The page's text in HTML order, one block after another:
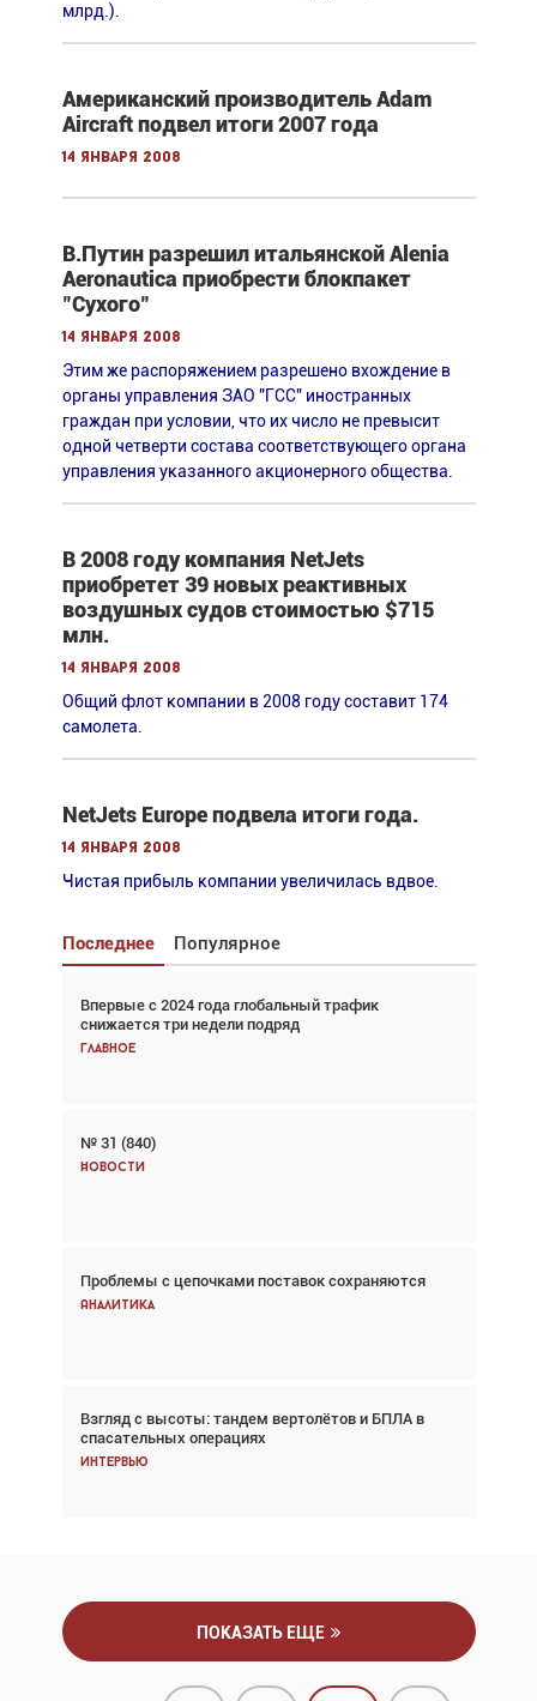
млрд.).
Американский производитель Adam
Aircraft подвел итоги 2007 года
14 января 2008
В.Путин разрешил итальянской Alenia
Aeronautica приобрести блокпакет
"Сухого"
14 января 2008
Этим же распоряжением разрешено вхождение в
органы управления ЗАО "ГСС" иностранных
граждан при условии, что их число не превысит
одной четверти состава соответствующего органа
управления указанного акционерного общества.
В 2008 году компания NetJets
приобретет 39 новых реактивных
воздушных судов стоимостью $715
млн.
14 января 2008
Общий флот компании в 2008 году составит 174
самолета.
NetJets Europe подвела итоги года.
14 января 2008
Чистая прибыль компании увеличилась вдвое.
Последнее Популярное
Впервые с 2024 года глобальный трафик
снижается три недели подряд
Главное
№ 31 (840)
Новости
Проблемы с цепочками поставок сохраняются
Аналитика
Взгляд с высоты: тандем вертолётов и БПЛА в
спасательных операциях
Интервью
Взгляд с высоты: тандем вертолётов и БПЛА в
спасательных операциях
Главное
Авиационный фотограф Дэйв Кох: «Фотография
говорит сама за себя... а ИИ всё портит»
Впервые с 2024 года глобальный трафик
снижается три недели подряд
Частный самолёт – это актив. Подходите к
покупке соответствующим образом
Интервью
ПОКАЗАТЬ ЕЩЕ